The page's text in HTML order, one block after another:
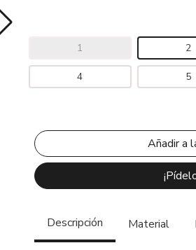
1 2
4 5
Descripción Material